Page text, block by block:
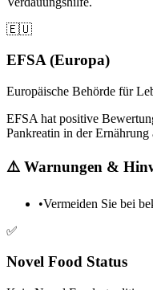
🇪🇺
EFSA (Europa)
Europäische Behörde für
EFSA hat positive
Pankreatin in der Ernährung
⚠️ Warnungen &
•Vermeiden Sie bei
✅
Novel Food Status